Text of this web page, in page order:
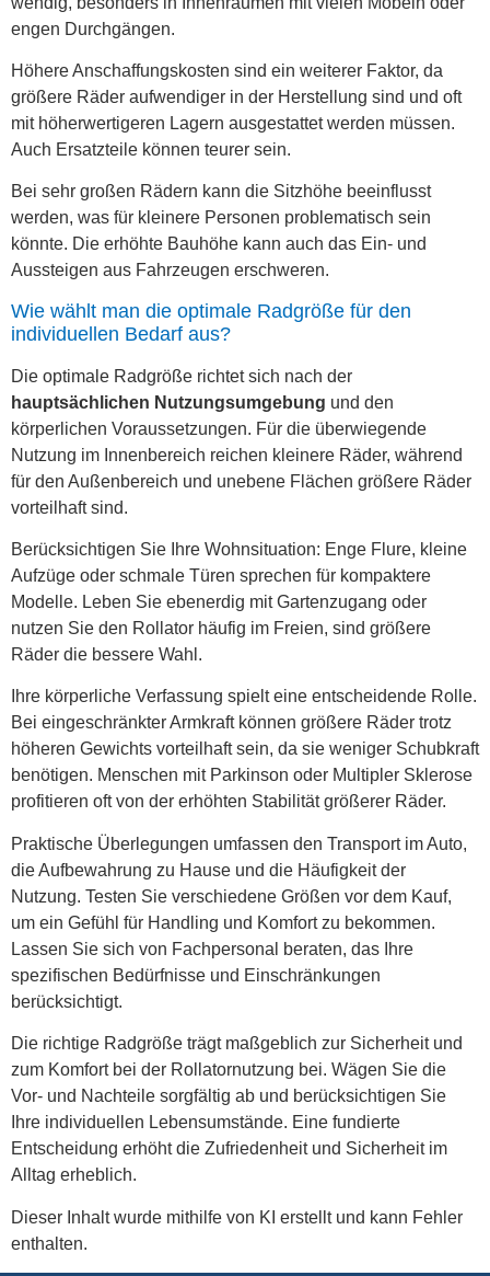
engen Durchgängen.
Höhere Anschaffungskosten sind ein weiterer Faktor, da
größere Räder aufwendiger in der Herstellung sind und oft
mit höherwertigeren Lagern ausgestattet werden müssen.
Auch Ersatzteile können teurer sein.
Bei sehr großen Rädern kann die Sitzhöhe beeinflusst
werden, was für kleinere Personen problematisch sein
könnte. Die erhöhte Bauhöhe kann auch das Ein- und
Aussteigen aus Fahrzeugen erschweren.
Wie wählt man die optimale Radgröße für den
individuellen Bedarf aus?
Die optimale Radgröße richtet sich nach der
hauptsächlichen Nutzungsumgebung und den
körperlichen Voraussetzungen. Für die überwiegende
Nutzung im Innenbereich reichen kleinere Räder, während
für den Außenbereich und unebene Flächen größere Räder
vorteilhaft sind.
Berücksichtigen Sie Ihre Wohnsituation: Enge Flure, kleine
Aufzüge oder schmale Türen sprechen für kompaktere
Modelle. Leben Sie ebenerdig mit Gartenzugang oder
nutzen Sie den Rollator häufig im Freien, sind größere
Räder die bessere Wahl.
Ihre körperliche Verfassung spielt eine entscheidende Rolle.
Bei eingeschränkter Armkraft können größere Räder trotz
höheren Gewichts vorteilhaft sein, da sie weniger Schubkraft
benötigen. Menschen mit Parkinson oder Multipler Sklerose
profitieren oft von der erhöhten Stabilität größerer Räder.
Praktische Überlegungen umfassen den Transport im Auto,
die Aufbewahrung zu Hause und die Häufigkeit der
Nutzung. Testen Sie verschiedene Größen vor dem Kauf,
um ein Gefühl für Handling und Komfort zu bekommen.
Lassen Sie sich von Fachpersonal beraten, das Ihre
spezifischen Bedürfnisse und Einschränkungen
berücksichtigt.
Die richtige Radgröße trägt maßgeblich zur Sicherheit und
zum Komfort bei der Rollatornutzung bei. Wägen Sie die
Vor- und Nachteile sorgfältig ab und berücksichtigen Sie
Ihre individuellen Lebensumstände. Eine fundierte
Entscheidung erhöht die Zufriedenheit und Sicherheit im
Alltag erheblich.
Dieser Inhalt wurde mithilfe von KI erstellt und kann Fehler
enthalten.